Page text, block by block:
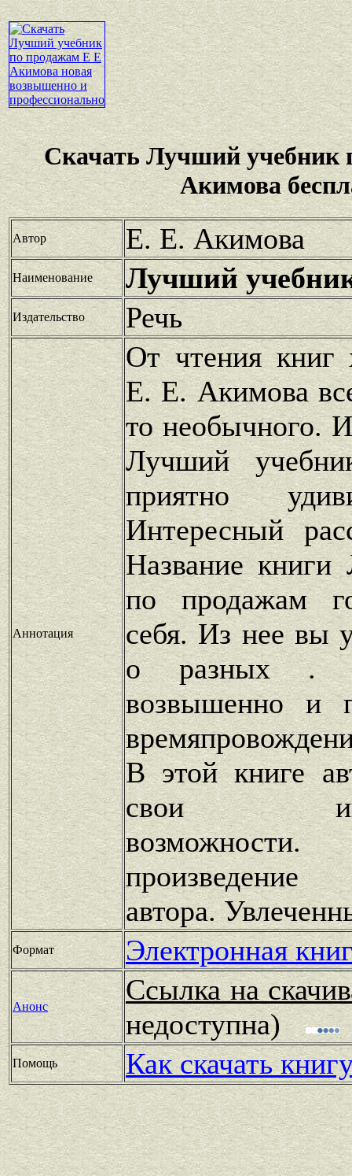
Скачать Лучший учебник
Акимова
Автор Е. Е. Акимова
Наименование Лучший
Издательство Речь
Аннотация
От чтения книг
Е. Е. Акимова
то необычного.
Лучший
приятно
Интересный
Название
по продажам
себя. Из нее вы
о разных .
возвышенно и
В этой книге
свои
автора.
Формат Электронная
Анонс
Ссылка на
недоступна)
Помощь Как скачать